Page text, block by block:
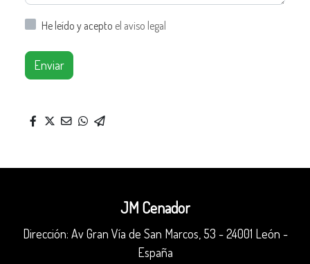
He leído y acepto el aviso legal
Enviar
JM Cenador
Dirección: Av Gran Vía de San Marcos, 53 - 24001 León -
España